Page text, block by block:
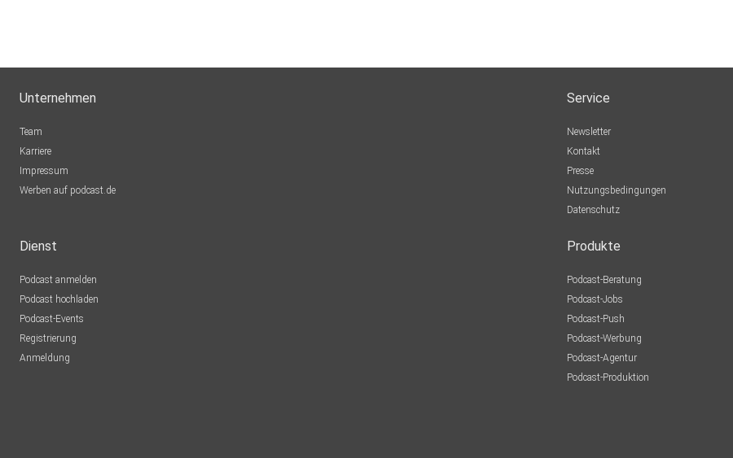
Unternehmen
Team
Karriere
Impressum
Werben auf podcast.de
Service
Newsletter
Kontakt
Presse
Nutzungsbedingungen
Datenschutz
Dienst
Podcast anmelden
Podcast hochladen
Podcast-Events
Registrierung
Anmeldung
Produkte
Podcast-Beratung
Podcast-Jobs
Podcast-Push
Podcast-Werbung
Podcast-Agentur
Podcast-Produktion